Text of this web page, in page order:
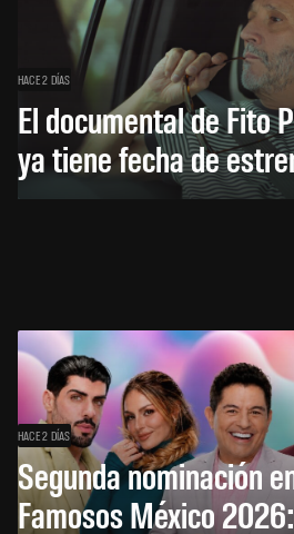
HACE 2 DÍAS
El documental de Fito
ya tiene fecha de
HACE 2 DÍAS
Segunda nominación
Famosos México